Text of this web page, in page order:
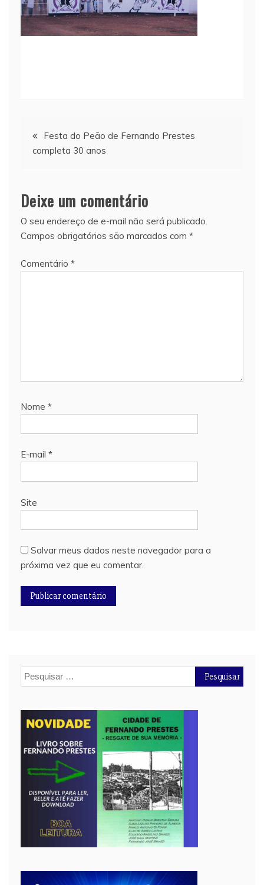
Navegação
de
Post
Festa do Peão de Fernando Prestes
completa 30 anos
Deixe um comentário
O seu endereço de e-mail não será publicado.
Campos obrigatórios são marcados com *
Comentário *
Nome *
E-mail *
Site
Salvar meus dados neste navegador para a
próxima vez que eu comentar.
Pesquisar
por: